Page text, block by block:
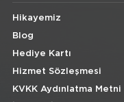
Hikayemiz
Blog
Hediye Kartı
Hizmet Sözleşmesi
KVKK Aydınlatma Metni